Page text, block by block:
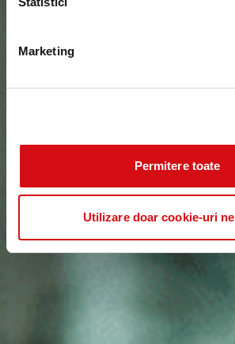
Marketing
Permitere toate
Utilizare doar cookie-uri